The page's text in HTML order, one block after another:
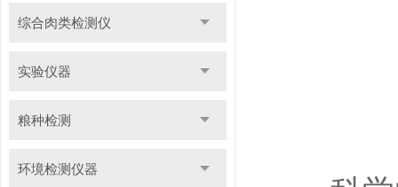
综合肉类检测仪
实验仪器
粮种检测
环境检测仪器